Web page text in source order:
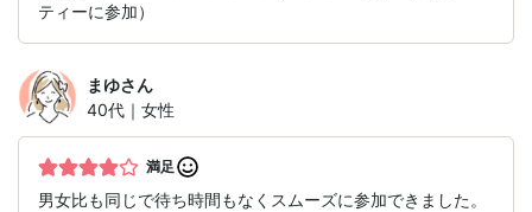
ティーに参加）
まゆさん
40代｜女性
満足
男女比も同じで待ち時間もなくスムーズに参加できました。